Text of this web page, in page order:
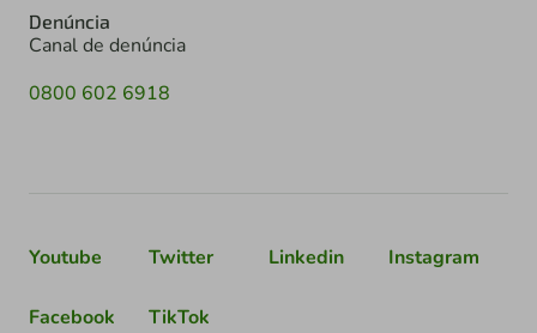
Denúncia
Canal de denúncia
0800 602 6918
Youtube Twitter Linkedin Instagram
Facebook TikTok